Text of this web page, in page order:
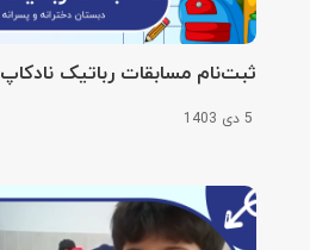
ثبت‌نام مسابقات رباتیک نادکاپ
5 دی 1403